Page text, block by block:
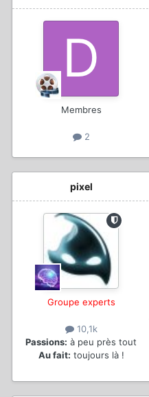
Membres
2
pixel
Groupe experts
10,1k
Passions: à peu près tout
Au fait: toujours là !